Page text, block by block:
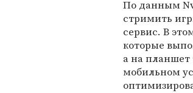
По данным
стримить
сервис. В
которые
а на планшет
мобильном